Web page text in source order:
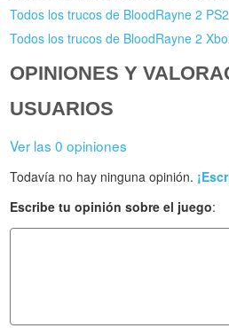
Todos los trucos de BloodRayne 2 PS2
Todos los trucos de BloodRayne 2
OPINIONES Y
USUARIOS
Ver las 0 opiniones
Todavía no hay ninguna opinión.
Escribe tu opinión sobre el juego: